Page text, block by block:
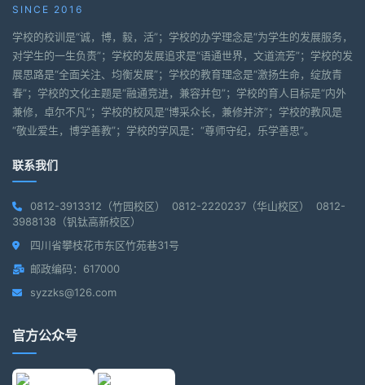
SINCE 2016
学校的校训是“诚，博，毅，活”；学校的办学理念是“为学生的发展服务，
对学生的一生负责”；学校的发展追求是“语通世界，文道流芳”；学校的发
展思路是“全面关注、均衡发展”；学校的教育理念是“激扬生命，绽放青
春”；学校的文化主题是“融通竞进，兼容并包”；学校的育人目标是“内外
兼修，卓尔不凡”；学校的校风是“博采众长，兼修并济”；学校的教风是
“敬业爱生，博学善教”；学校的学风是：“尊师守纪，乐学善思”。
联系我们
0812-3913312（竹园校区） 0812-2220237（华山校区） 0812-
3988138（钒钛高新校区）
四川省攀枝花市东区竹苑巷31号
邮政编码：617000
syzzks@126.com
官方公众号